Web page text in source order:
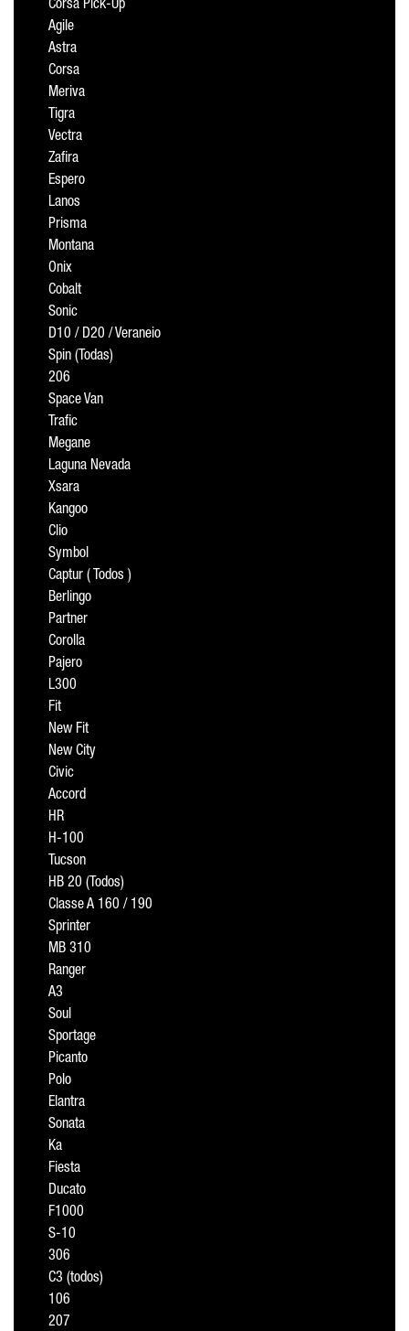
Corsa Pick-Up
Agile
Astra
Corsa
Meriva
Tigra
Vectra
Zafira
Espero
Lanos
Prisma
Montana
Onix
Cobalt
Sonic
D10 / D20 / Veraneio
Spin (Todas)
206
Space Van
Trafic
Megane
Laguna Nevada
Xsara
Kangoo
Clio
Symbol
Captur ( Todos )
Berlingo
Partner
Corolla
Pajero
L300
Fit
New Fit
New City
Civic
Accord
HR
H-100
Tucson
HB 20 (Todos)
Classe A 160 / 190
Sprinter
MB 310
Ranger
A3
Soul
Sportage
Picanto
Polo
Elantra
Sonata
Ka
Fiesta
Ducato
F1000
S-10
306
C3 (todos)
106
207